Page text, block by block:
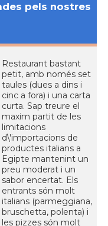
pels nostres
Restaurant bastant
petit, amb només set
taules (dues a dins i
cinc a fora) i una carta
curta. Sap treure el
maxim partit de les
limitacions
d\'importacions de
productes italians a
Egipte mantenint un
preu moderat i un
sabor encertat. Els
entrants són molt
italians (parmeggiana,
bruschetta, polenta) i
les pizzes són molt